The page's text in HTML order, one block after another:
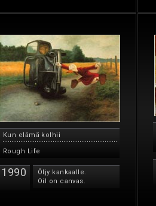
Kun elämä kolhii
Rough Life
1990
Öljy kankaalle.
Oil on canvas.